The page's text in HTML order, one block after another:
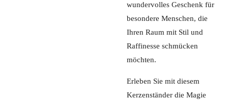
wundervolles Geschenk für
besondere Menschen, die
Ihren Raum mit Stil und
Raffinesse schmücken
möchten.
Erleben Sie mit diesem
Kerzenständer die Magie